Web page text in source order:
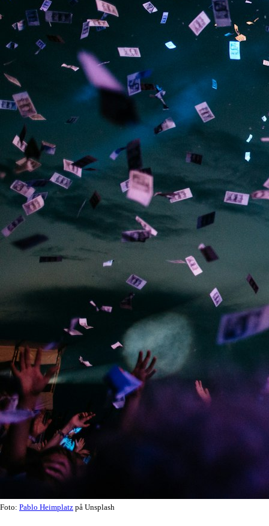
Foto: Pablo Heimplatz på Unsplash